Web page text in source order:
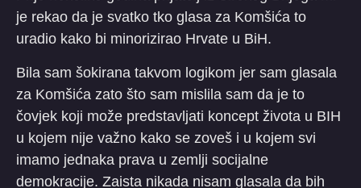
je rekao da je svatko tko glasa za Komšića to
uradio kako bi minorizirao Hrvate u BiH.
Bila sam šokirana takvom logikom jer sam glasala
za Komšića zato što sam mislila sam da je to
čovjek koji može predstavljati koncept života u BIH
u kojem nije važno kako se zoveš i u kojem svi
imamo jednaka prava u zemlji socijalne
demokracije. Zaista nikada nisam glasala da bih